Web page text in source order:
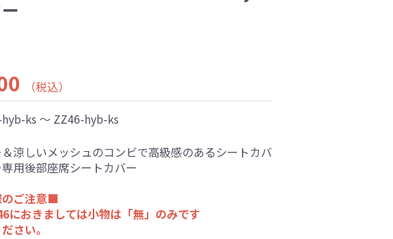
（税込）
ks ～ ZZ46-hyb-ks
涼しいメッシュのコンビで高級感のあるシートカバ
用後部座席シートカバー
ご注意■
におきましては小物は「無」のみです
さい。